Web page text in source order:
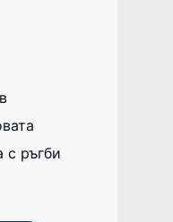
с ръгби